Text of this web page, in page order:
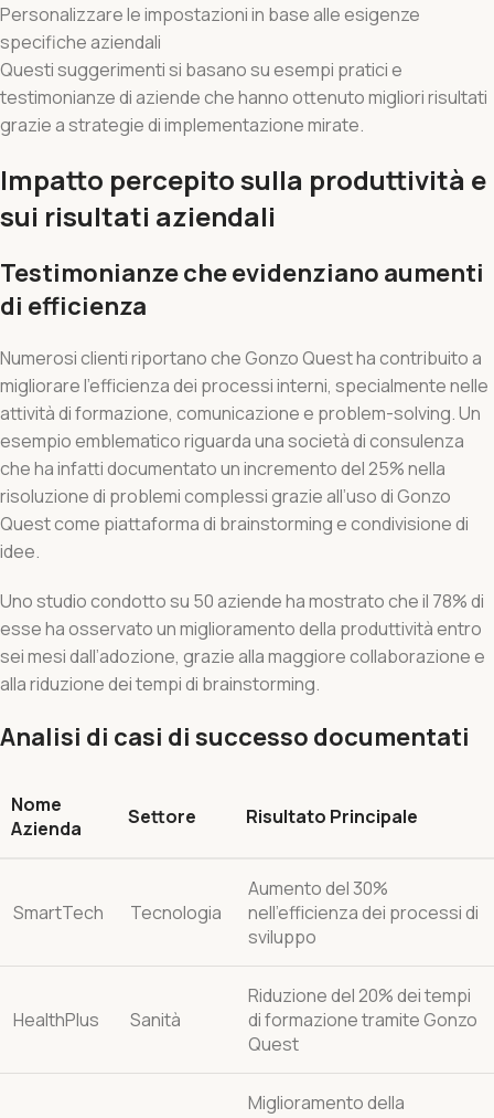
Personalizzare le impostazioni in base alle esigenze
specifiche aziendali
Questi suggerimenti si basano su esempi pratici e
testimonianze di aziende che hanno ottenuto migliori risultati
grazie a strategie di implementazione mirate.
Impatto percepito sulla produttività e
sui risultati aziendali
Testimonianze che evidenziano aumenti
di efficienza
Numerosi clienti riportano che Gonzo Quest ha contribuito a
migliorare l’efficienza dei processi interni, specialmente nelle
attività di formazione, comunicazione e problem-solving. Un
esempio emblematico riguarda una società di consulenza
che ha infatti documentato un incremento del 25% nella
risoluzione di problemi complessi grazie all’uso di Gonzo
Quest come piattaforma di brainstorming e condivisione di
idee.
Uno studio condotto su 50 aziende ha mostrato che il 78% di
esse ha osservato un miglioramento della produttività entro
sei mesi dall’adozione, grazie alla maggiore collaborazione e
alla riduzione dei tempi di brainstorming.
Analisi di casi di successo documentati
Nome
Azienda
Settore Risultato Principale
SmartTech Tecnologia
Aumento del 30%
nell’efficienza dei processi di
sviluppo
HealthPlus Sanità
Riduzione del 20% dei tempi
di formazione tramite Gonzo
Quest
Miglioramento della